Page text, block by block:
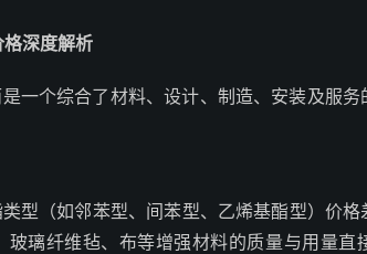
深度解析
一个综合了材料、设计、制造、安装及服
型（如邻苯型、间苯型、乙烯基酯型）价
璃纤维毡、布等增强材料的质量与用量直